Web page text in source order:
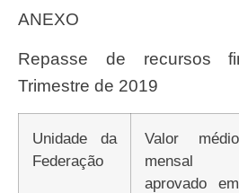
ANEXO
Repasse de recursos financeiros no 2º
Trimestre de 2019
Unidade da
Federação
Valor médio
mensal
aprovado em